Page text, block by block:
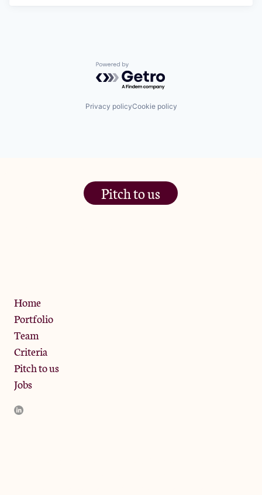
Powered by Getro.com
Privacy policyCookie policy
Pitch to us
Home
Portfolio
Team
Criteria
Pitch to us
Jobs